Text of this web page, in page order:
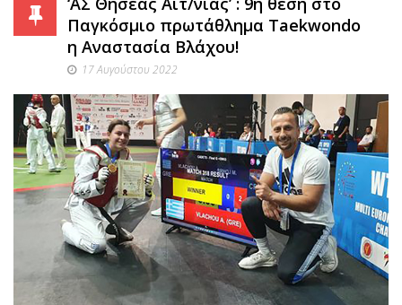
Παγκόσμιο πρωτάθλημα Taekwondo
η Αναστασία Βλάχου!
17 Αυγούστου 2022